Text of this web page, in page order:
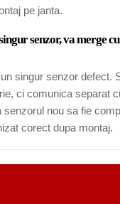
pe janta.
senzor, va merge
singur senzor defect.
ci comunica separat
senzorul nou sa fie
corect dupa montaj.